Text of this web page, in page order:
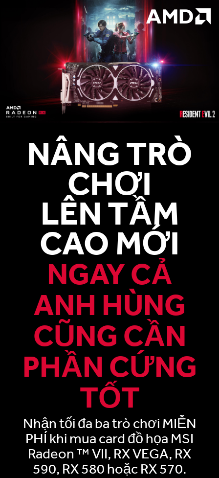
NÂNG TRÒ
CHƠI
LÊN TẦM
CAO MỚI
NGAY CẢ
ANH HÙNG
CŨNG CẦN
PHẦN CỨNG
TỐT
Nhận tối đa ba trò chơi MIỄN
PHÍ khi mua card đồ họa MSI
Radeon ™ VII, RX VEGA, RX
590, RX 580 hoặc RX 570.